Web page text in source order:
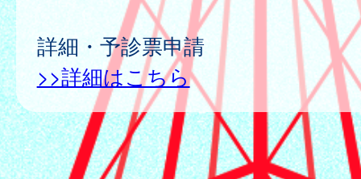
詳細・予診票申請
>>詳細はこちら